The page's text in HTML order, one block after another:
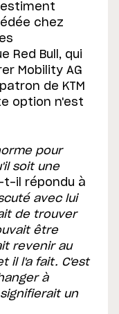
estiment
chez
Red Bull, qui
Mobility AG
de KTM
option n'est
pour
soit une
t-il répondu à
avec lui
de trouver
être
revenir au
il l'a fait. C'est
à
un